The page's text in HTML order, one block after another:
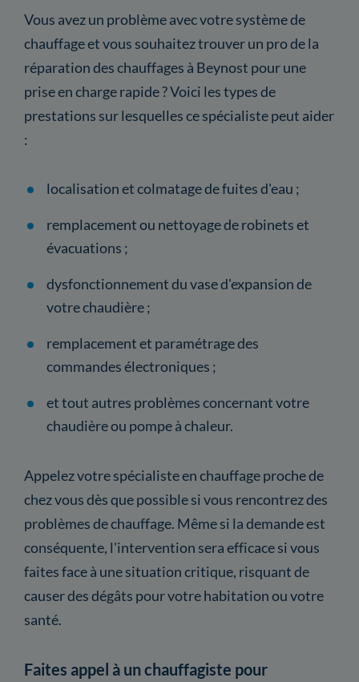
Vous avez un problème avec votre système de
chauffage et vous souhaitez trouver un pro de la
réparation des chauffages à Beynost pour une
prise en charge rapide ? Voici les types de
prestations sur lesquelles ce spécialiste peut aider
:
localisation et colmatage de fuites d'eau ;
remplacement ou nettoyage de robinets et
évacuations ;
dysfonctionnement du vase d'expansion de
votre chaudière ;
remplacement et paramétrage des
commandes électroniques ;
et tout autres problèmes concernant votre
chaudière ou pompe à chaleur.
Appelez votre spécialiste en chauffage proche de
chez vous dès que possible si vous rencontrez des
problèmes de chauffage. Même si la demande est
conséquente, l'intervention sera efficace si vous
faites face à une situation critique, risquant de
causer des dégâts pour votre habitation ou votre
santé.
Faites appel à un chauffagiste pour